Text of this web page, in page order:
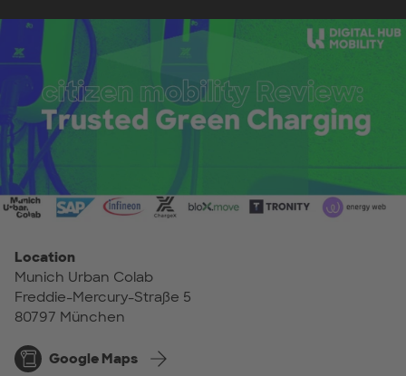
Location
Munich Urban Colab
Freddie-Mercury-Straße 5
80797 München
Google Maps